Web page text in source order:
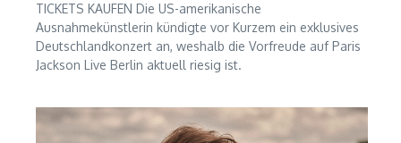
TICKETS KAUFEN Die US-amerikanische
Ausnahmekünstlerin kündigte vor Kurzem ein exklusives
Deutschlandkonzert an, weshalb die Vorfreude auf Paris
Jackson Live Berlin aktuell riesig ist.